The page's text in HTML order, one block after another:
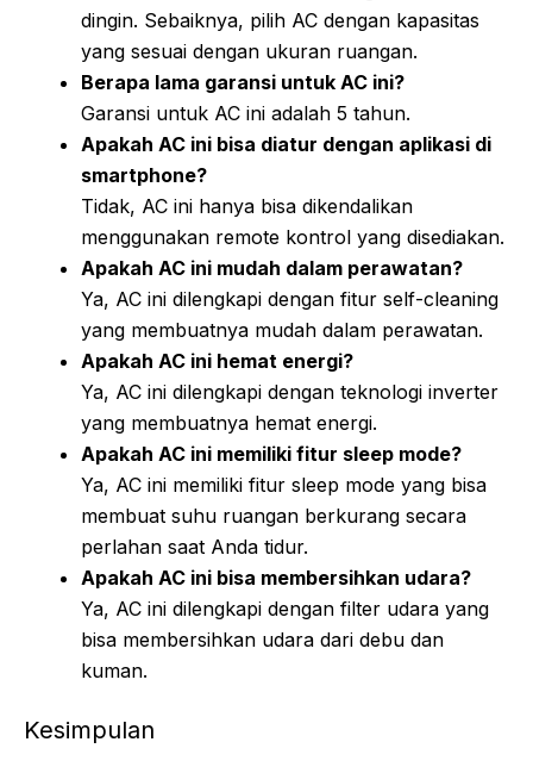
dingin. Sebaiknya, pilih AC dengan kapasitas
yang sesuai dengan ukuran ruangan.
Berapa lama garansi untuk AC ini?
Garansi untuk AC ini adalah 5 tahun.
Apakah AC ini bisa diatur dengan aplikasi di
smartphone?
Tidak, AC ini hanya bisa dikendalikan
menggunakan remote kontrol yang disediakan.
Apakah AC ini mudah dalam perawatan?
Ya, AC ini dilengkapi dengan fitur self-cleaning
yang membuatnya mudah dalam perawatan.
Apakah AC ini hemat energi?
Ya, AC ini dilengkapi dengan teknologi inverter
yang membuatnya hemat energi.
Apakah AC ini memiliki fitur sleep mode?
Ya, AC ini memiliki fitur sleep mode yang bisa
membuat suhu ruangan berkurang secara
perlahan saat Anda tidur.
Apakah AC ini bisa membersihkan udara?
Ya, AC ini dilengkapi dengan filter udara yang
bisa membersihkan udara dari debu dan
kuman.
Kesimpulan